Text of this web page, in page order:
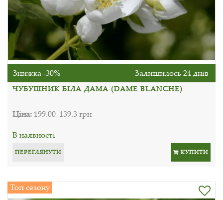
Знижка -30% Залишилось 24 днів
ЧУБУШНИК БІЛА ДАМА (DAME BLANCHE)
Ціна:199.00 139.3 грн
В наявності
ПЕРЕГЛЯНУТИ КУПИТИ
Топ сезону